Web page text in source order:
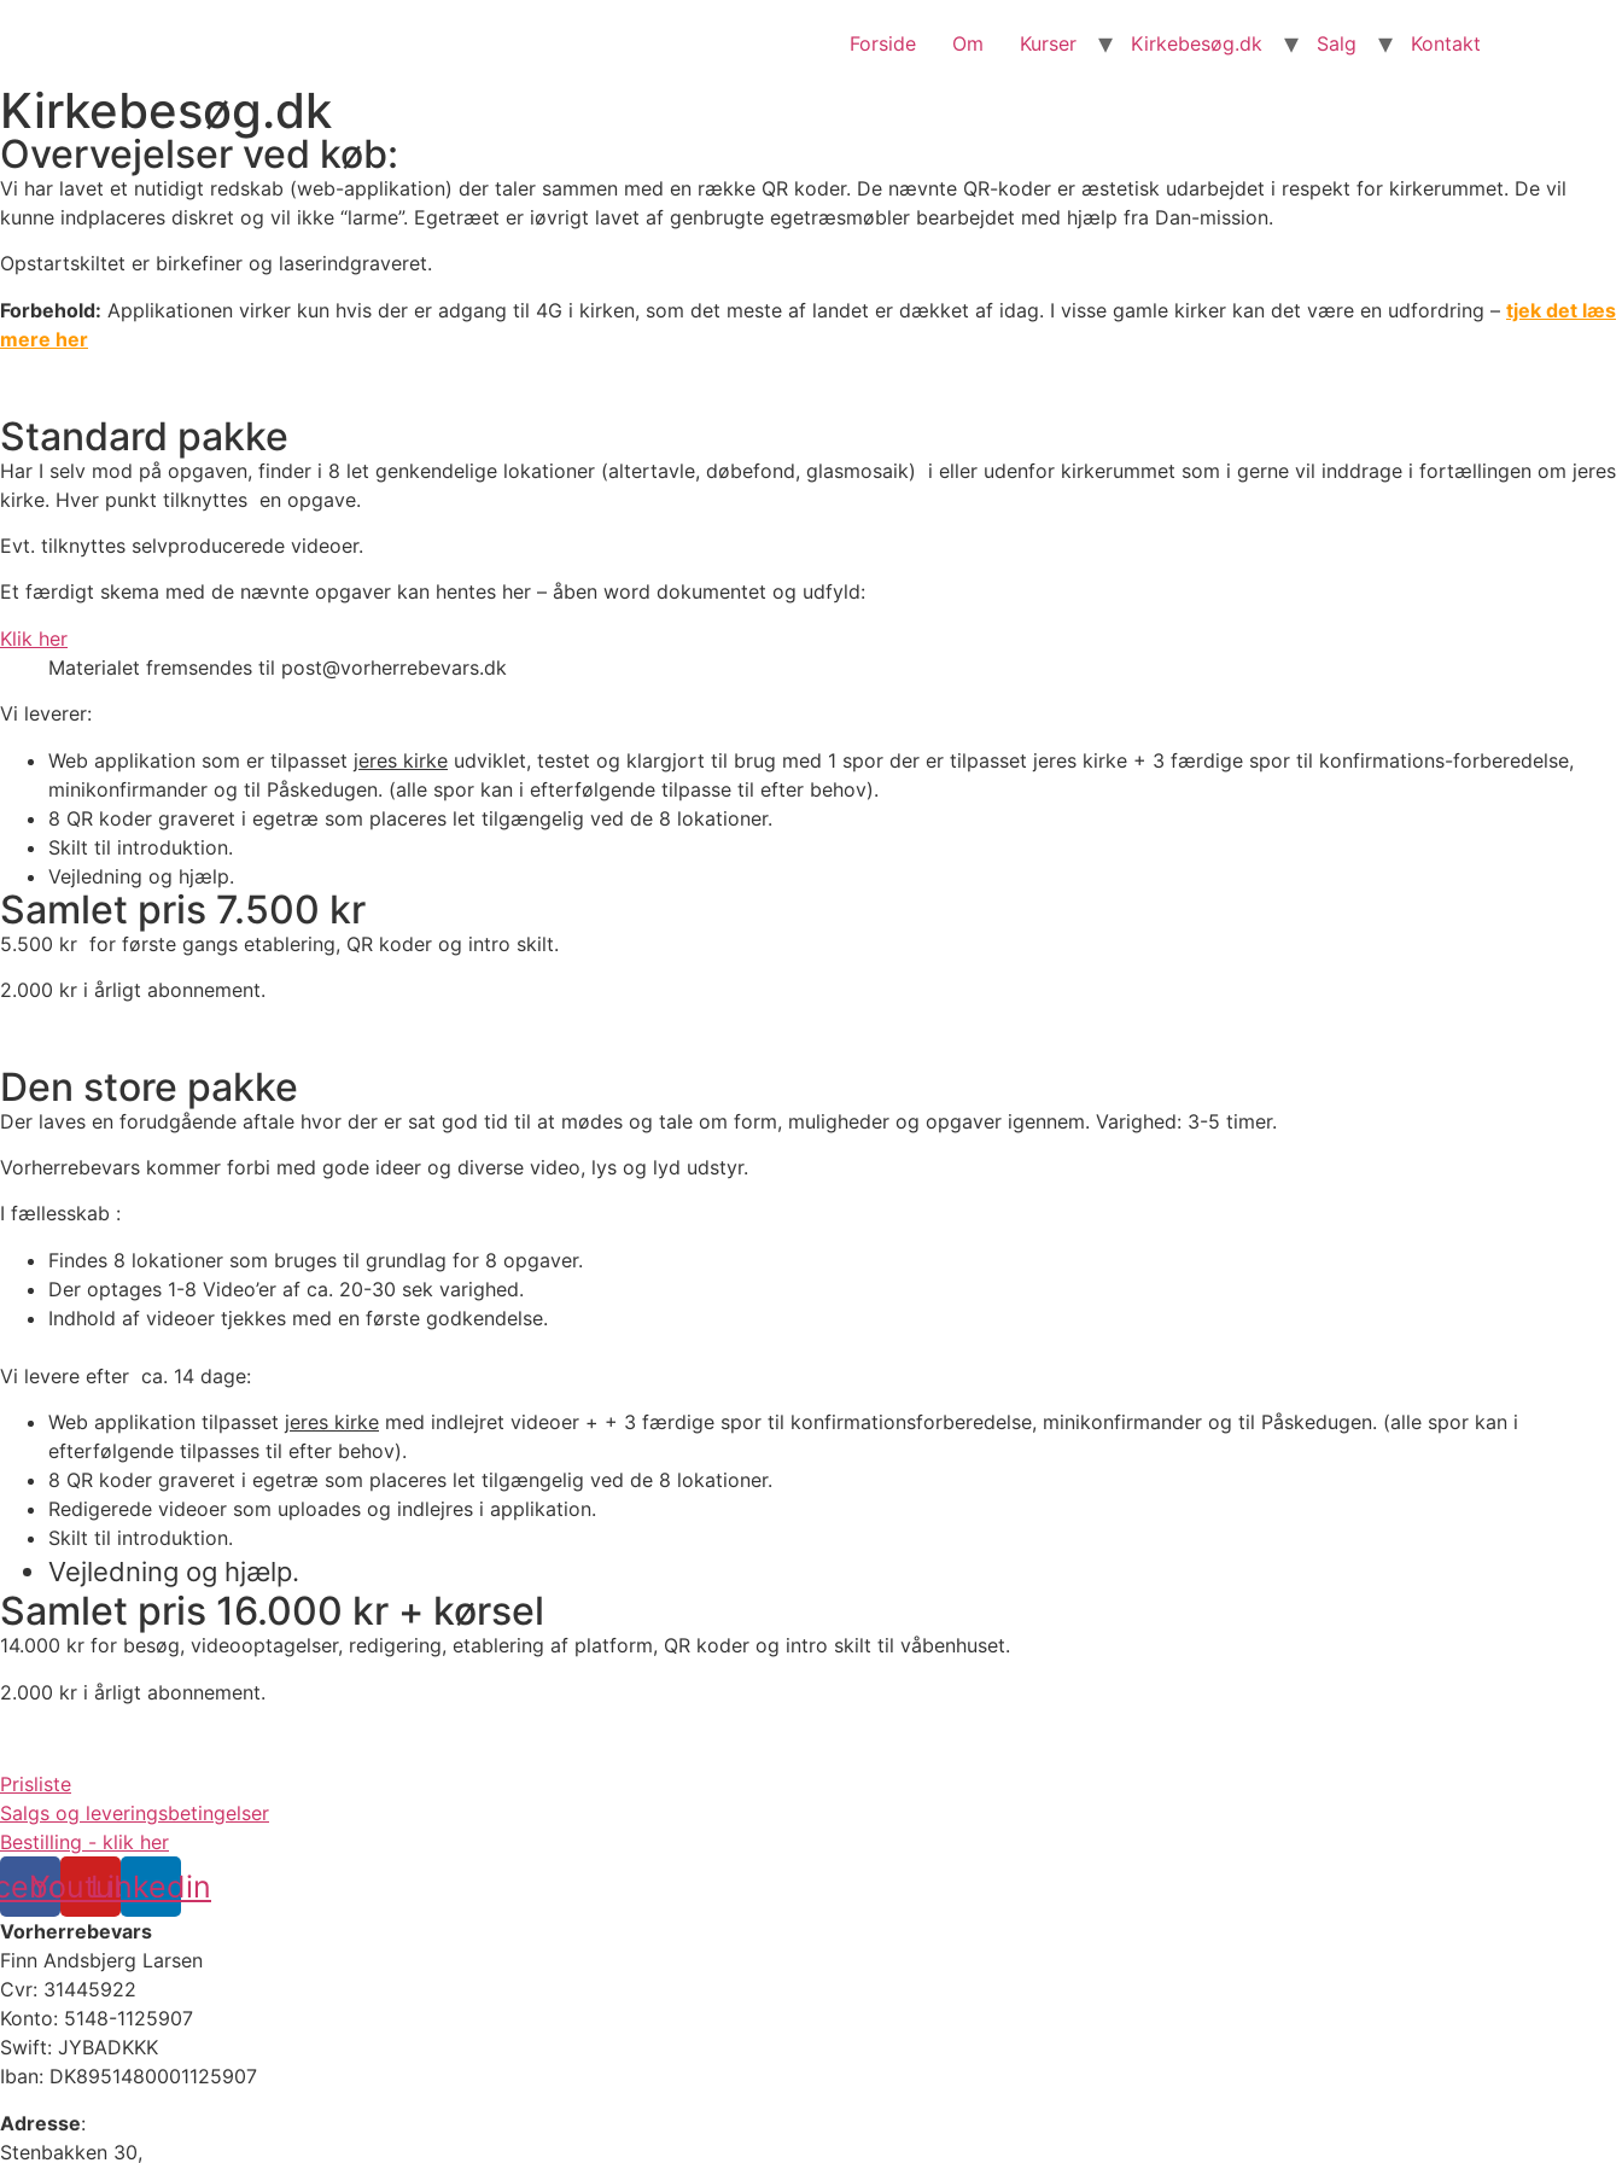
Forside Om Kurser Kirkebesøg.dk Salg Kontakt
Kirkebesøg.dk
Overvejelser ved køb:
Vi har lavet et nutidigt redskab (web-applikation) der taler sammen med en række QR koder. De nævnte QR-koder er æstetisk udarbejdet i respekt for kirkerummet. De vil
kunne indplaceres diskret og vil ikke “larme”. Egetræet er iøvrigt lavet af genbrugte egetræsmøbler bearbejdet med hjælp fra Dan-mission.
Opstartskiltet er birkefiner og laserindgraveret.
Forbehold: Applikationen virker kun hvis der er adgang til 4G i kirken, som det meste af landet er dækket af idag. I visse gamle kirker kan det være en udfordring – tjek det læs
mere her
Standard pakke
Har I selv mod på opgaven, finder i 8 let genkendelige lokationer (altertavle, døbefond, glasmosaik) i eller udenfor kirkerummet som i gerne vil inddrage i fortællingen om jeres
kirke. Hver punkt tilknyttes en opgave.
Evt. tilknyttes selvproducerede videoer.
Et færdigt skema med de nævnte opgaver kan hentes her – åben word dokumentet og udfyld:
Klik her
Materialet fremsendes til post@vorherrebevars.dk
Vi leverer:
Web applikation som er tilpasset jeres kirke udviklet, testet og klargjort til brug med 1 spor der er tilpasset jeres kirke + 3 færdige spor til konfirmations-forberedelse,
minikonfirmander og til Påskedugen. (alle spor kan i efterfølgende tilpasse til efter behov).
8 QR koder graveret i egetræ som placeres let tilgængelig ved de 8 lokationer.
Skilt til introduktion.
Vejledning og hjælp.
Samlet pris 7.500 kr
5.500 kr for første gangs etablering, QR koder og intro skilt.
2.000 kr i årligt abonnement.
Den store pakke
Der laves en forudgående aftale hvor der er sat god tid til at mødes og tale om form, muligheder og opgaver igennem. Varighed: 3-5 timer.
Vorherrebevars kommer forbi med gode ideer og diverse video, lys og lyd udstyr.
I fællesskab :
Findes 8 lokationer som bruges til grundlag for 8 opgaver.
Der optages 1-8 Video’er af ca. 20-30 sek varighed.
Indhold af videoer tjekkes med en første godkendelse.
Vi levere efter ca. 14 dage:
Web applikation tilpasset jeres kirke med indlejret videoer + + 3 færdige spor til konfirmationsforberedelse, minikonfirmander og til Påskedugen. (alle spor kan i
efterfølgende tilpasses til efter behov).
8 QR koder graveret i egetræ som placeres let tilgængelig ved de 8 lokationer.
Redigerede videoer som uploades og indlejres i applikation.
Skilt til introduktion.
Vejledning og hjælp.
Samlet pris 16.000 kr + kørsel
14.000 kr for besøg, videooptagelser, redigering, etablering af platform, QR koder og intro skilt til våbenhuset.
2.000 kr i årligt abonnement.
Prisliste
Salgs og leveringsbetingelser
Bestilling - klik her
YoutubeLinkedin
Vorherrebevars
Finn Andsbjerg Larsen
Cvr: 31445922
Konto: 5148-1125907
Swift: JYBADKKK
Iban: DK8951480001125907
Adresse:
Stenbakken 30,